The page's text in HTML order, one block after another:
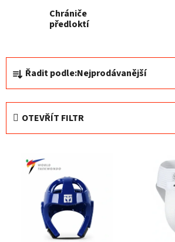
Chrániče
předloktí
Ř
z
í
Řadit podle:Nejprodávanější
OTEVŘÍT FILTR